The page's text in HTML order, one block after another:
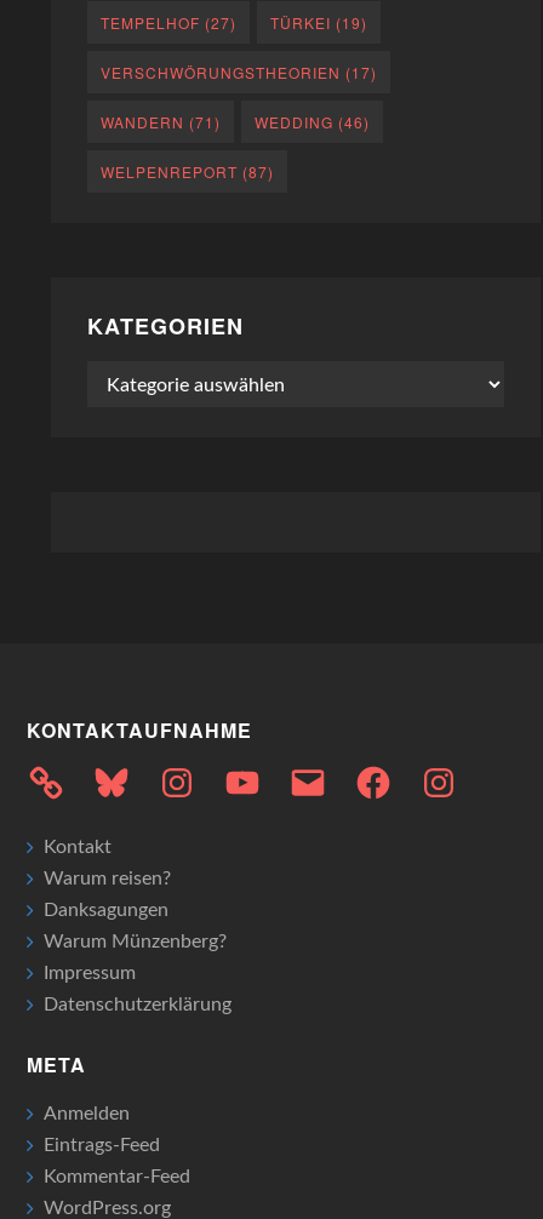
TEMPELHOF (27) TÜRKEI (19)
VERSCHWÖRUNGSTHEORIEN (17)
WANDERN (71) WEDDING (46)
WELPENREPORT (87)
KATEGORIEN
Kategorien
KONTAKTAUFNAHME
Bluesky InstagramYouTubeE-
Mail
FacebookInstagram
Kontakt
Warum reisen?
Danksagungen
Warum Münzenberg?
Impressum
Datenschutzerklärung
META
Anmelden
Eintrags-Feed
Kommentar-Feed
WordPress.org